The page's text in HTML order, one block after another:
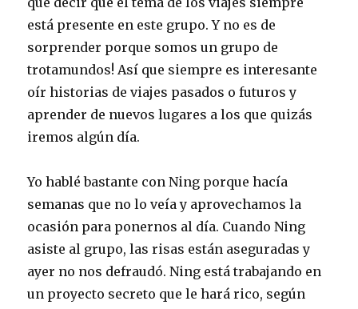
está presente en este grupo. Y no es de
sorprender porque somos un grupo de
trotamundos! Así que siempre es interesante
oír historias de viajes pasados o futuros y
aprender de nuevos lugares a los que quizás
iremos algún día.
Yo hablé bastante con Ning porque hacía
semanas que no lo veía y aprovechamos la
ocasión para ponernos al día. Cuando Ning
asiste al grupo, las risas están aseguradas y
ayer no nos defraudó. Ning está trabajando en
un proyecto secreto que le hará rico, según